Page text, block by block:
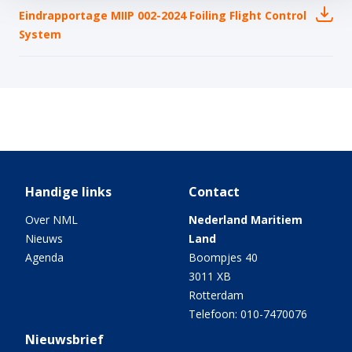
Eindrapportage MIIP 002-2024 Foiling Flight Control
System
Handige links
Over NML
Nieuws
Agenda
Contact
Nederland Maritiem
Land
Boompjes 40
3011 XB
Rotterdam
Telefoon: 010-7470076
Nieuwsbrief